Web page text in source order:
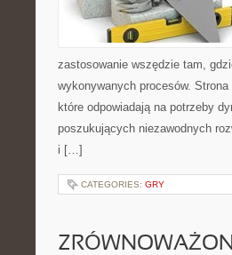
zastosowanie wszędzie tam,
wykonywanych procesów.
które odpowiadają na potrzeby
poszukujących niezawodnych
i […]
CATEGORIES: GRY